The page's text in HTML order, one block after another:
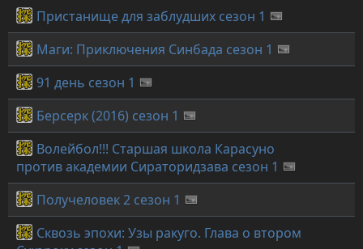
Пристанище для заблудших сезон 1
Маги: Приключения Синбада сезон 1
91 день сезон 1
Берсерк (2016) сезон 1
Волейбол!!! Старшая школа Карасуно
против академии Сираторидзава сезон 1
Получеловек 2 сезон 1
Сквозь эпохи: Узы ракуго. Глава о втором